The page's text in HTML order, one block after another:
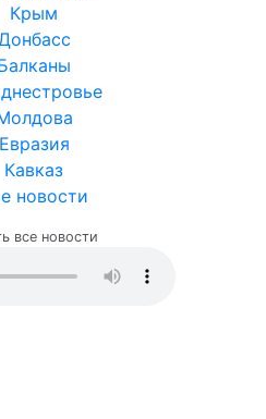
Крым
Евразия
Кавказ
новости
все новости